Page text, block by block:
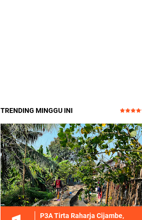
TRENDING MINGGU INI
P3A Tirta Raharja Cijambe,